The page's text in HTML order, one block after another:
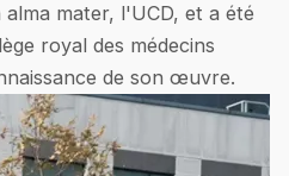
mater, l'UCD, et a été
royal des médecins
de son œuvre.